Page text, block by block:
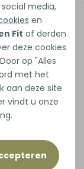
media,
en
Fit of derden
deze cookies
op "Alles
met het
aan deze site
vindt u onze
is
altijd eerst
zelfzorg.
zachte
Of als